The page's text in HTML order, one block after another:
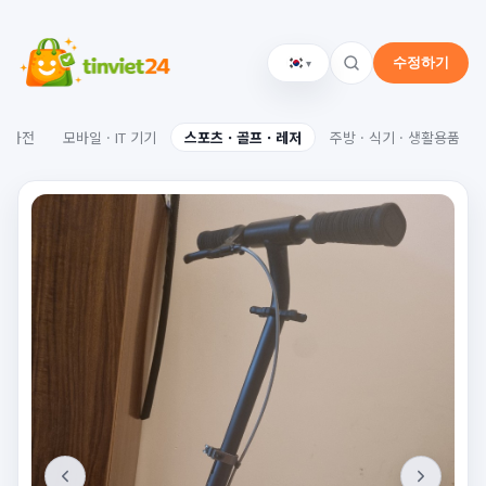
가전 모바일 · IT 기기 스포츠 · 골프 · 레저 주방 · 식기 · 생활용품
▾ 수정하기